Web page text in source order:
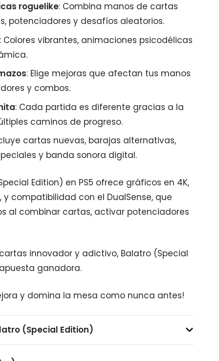
roguelike: Combina manos de cartas
potenciadores y desafíos aleatorios.
: Colores vibrantes, animaciones psicodélicas
: Elige mejoras que afectan tus manos
y combos.
: Cada partida es diferente gracias a la
caminos de progreso.
cartas nuevas, barajas alternativas,
y banda sonora digital.
Edition) en PS5 ofrece gráficos en 4K,
y compatibilidad con el DualSense, que
al combinar cartas, activar potenciadores
innovador y adictivo, Balatro (Special
ganadora.
y domina la mesa como nunca antes!
(Special Edition)